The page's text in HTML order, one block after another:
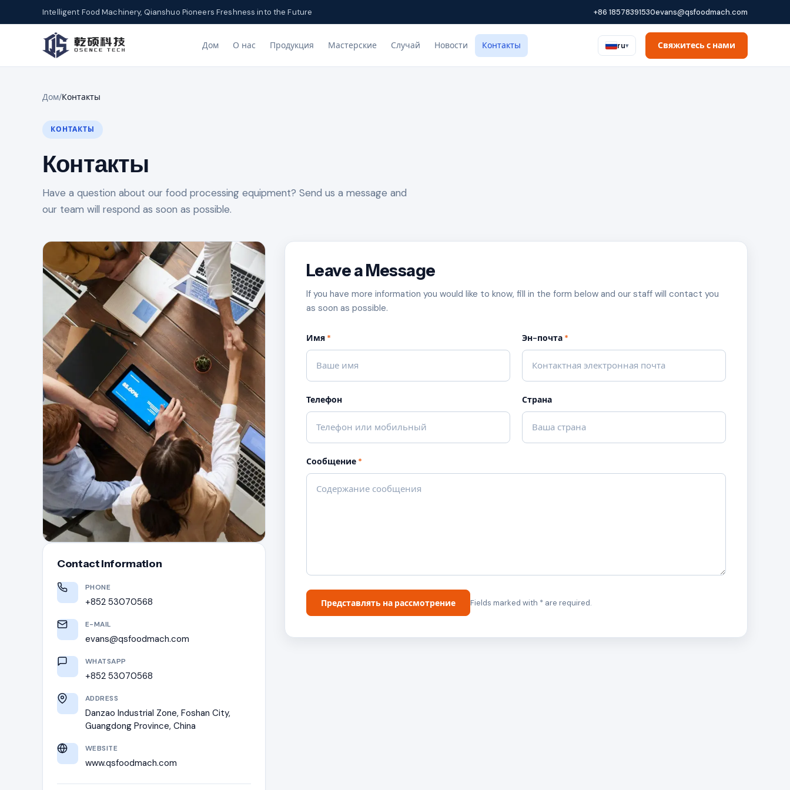
Intelligent Food Machinery, Qianshuo Pioneers Freshness into the Future +86 18578391530evans@qsfoodmach.com
Дом О нас Продукция Мастерские Случай Новости Контакты ru▾ Свяжитесь с нами
Дом/Контакты
КОНТАКТЫ
Контакты
Have a question about our food processing equipment? Send us a message and
our team will respond as soon as possible.
Contact Information
PHONE
+852 53070568
E-MAIL
evans@qsfoodmach.com
WHATSAPP
+852 53070568
ADDRESS
Danzao Industrial Zone, Foshan City,
Guangdong Province, China
WEBSITE
www.qsfoodmach.com
Leave a Message
If you have more information you would like to know, fill in the form below and our staff will contact you
as soon as possible.
Имя * Эн-почта *
Телефон Страна
Сообщение *
Представлять на рассмотрение Fields marked with * are required.